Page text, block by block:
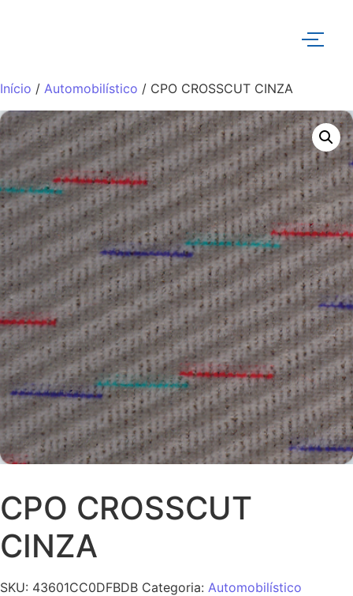
Início / Automobilístico / CPO CROSSCUT CINZA
CPO CROSSCUT
CINZA
SKU: 43601CC0DFBDB Categoria: Automobilístico